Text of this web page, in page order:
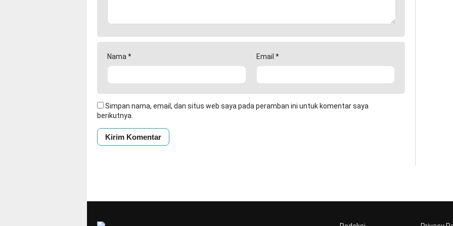
Nama * Email *
Simpan nama, email, dan situs web saya pada peramban ini untuk komentar saya
berikutnya.